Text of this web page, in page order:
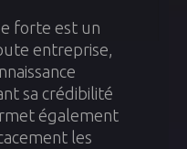
forte est un
entreprise,
sa crédibilité
également
les